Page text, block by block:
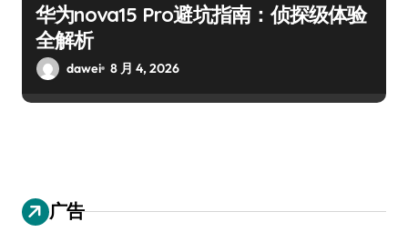
华为nova15 Pro避坑指南：侦探级体验
全解析
dawei 8 月 4, 2026
广告